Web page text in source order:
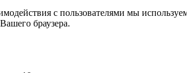
с пользователями мы
браузера.